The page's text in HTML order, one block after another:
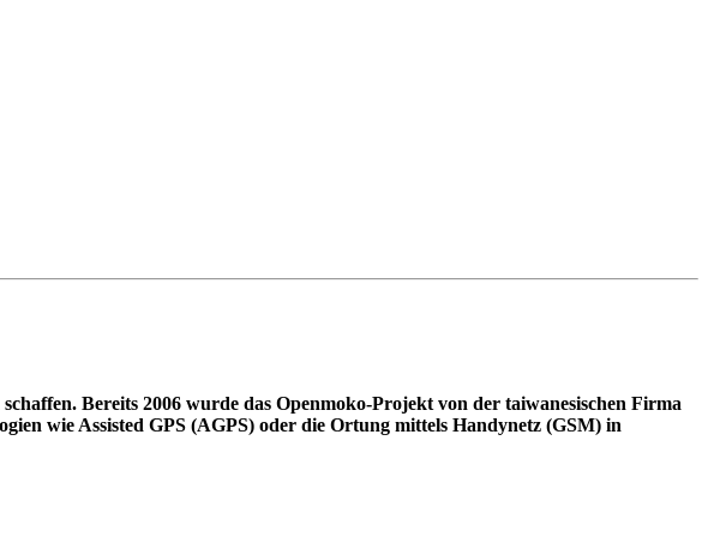
Bereits 2006 wurde das Openmoko-Projekt von der taiwanesischen Firma
wie Assisted GPS (AGPS) oder die Ortung mittels Handynetz (GSM) in